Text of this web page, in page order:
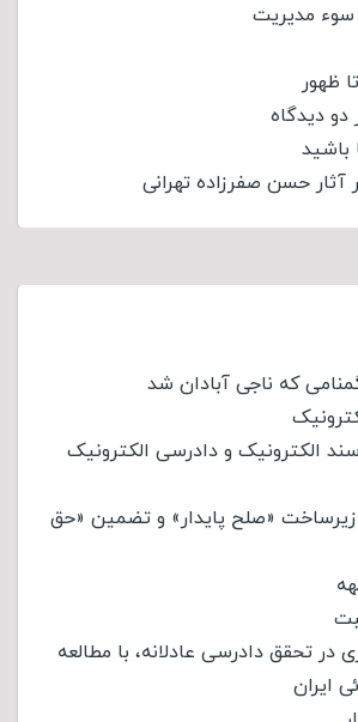
مدیریت
ظهور
دیدگاه
باشید
آثار حسن صفرزاده تهرانی
که ناجی آبادان شد
الکترونیک و دادرسی الکترونیک
زیرساخت «صلح پایدار» و تضمین «حق
تحقق دادرسی عادلانه، با مطالعه
ایران